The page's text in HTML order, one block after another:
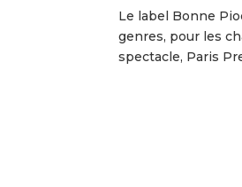
Le label Bonne
genres, pour les
spectacle, Paris